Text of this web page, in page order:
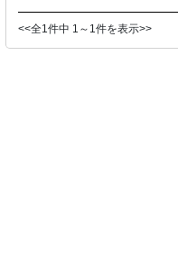
<<全1件中 1～1件を表示>>